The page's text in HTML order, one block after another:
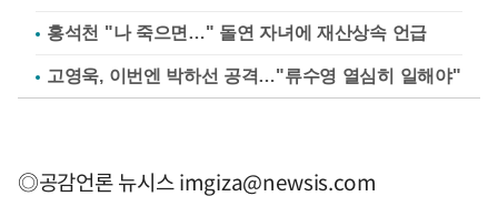
홍석천 "나 죽으면…" 돌연 자녀에 재산상속 언급
고영욱, 이번엔 박하선 공격…"류수영 열심히 일해야"
◎공감언론 뉴시스imgiza@newsis.com